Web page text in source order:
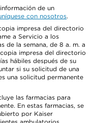
de un
con nosotros.
impresa del directorio
a Servicio a los
de la semana, de 8 a. m. a
impresa del directorio
hábiles después de su
si su solicitud de una
una solicitud permanente
las farmacias para
En estas farmacias, se
por Kaiser